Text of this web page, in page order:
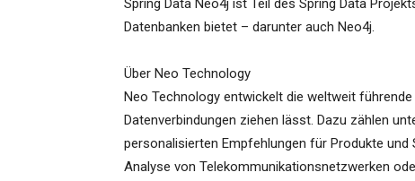
Spring Data Neo4j ist Teil des Spring Data
Datenbanken bietet – darunter auch Neo4j.
Über Neo Technology
Neo Technology entwickelt die weltweit
Datenverbindungen ziehen lässt. Dazu zählen
personalisierten Empfehlungen für Produkte
Analyse von Telekommunikationsnetzwerken